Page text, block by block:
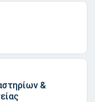
&